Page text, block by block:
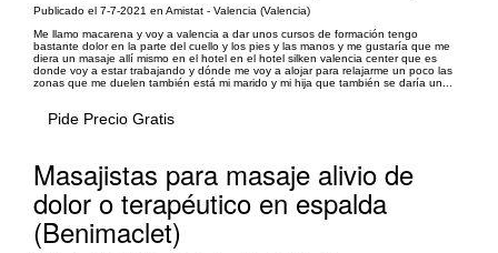
Publicado el 7-7-2021 en Amistat - Valencia (Valencia)
Me llamo macarena y voy a valencia a dar unos cursos de formación tengo
bastante dolor en la parte del cuello y los pies y las manos y me gustaría que me
diera un masaje allí mismo en el hotel en el hotel silken valencia center que es
donde voy a estar trabajando y dónde me voy a alojar para relajarme un poco las
zonas que me duelen también está mi marido y mi hija que también se daría un...
Pide Precio Gratis
Masajistas para masaje alivio de
dolor o terapéutico en espalda
(Benimaclet)